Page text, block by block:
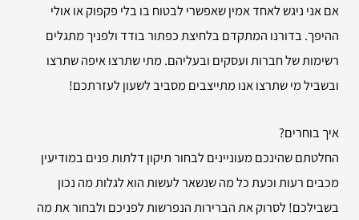
אם אני ניגש לאחד אמין שאפשרי לבטוח בו בלי פקפוק או אולי
ההיפך. בדורנו המתקדם בלחיצת כפתור בודד ולפניך מתגלים
רשימות של חברות ועסקים ובעליהם. מתי שתרצו איפה שתרצו
ובשביל מי שתרצו אנו מתייצבים מסביב לשעון לעזרתכם!
איך בוחרים?
החלטתם שהינכם מעוניינים לבחור תיקון דלתות פנים במודיעין
מכבים רעות וכעת כל מה שנשאר לעשות הוא לגלות מה נכון
בשבילכם! לסרוק את הברירות הנפרשות לפניכם ולבחור את מה